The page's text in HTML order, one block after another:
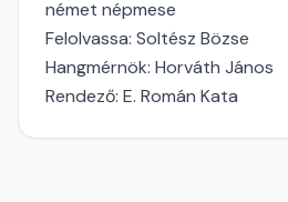
német népmese
Felolvassa: Soltész Bözse
Hangmérnök: Horváth János
Rendező: E. Román Kata